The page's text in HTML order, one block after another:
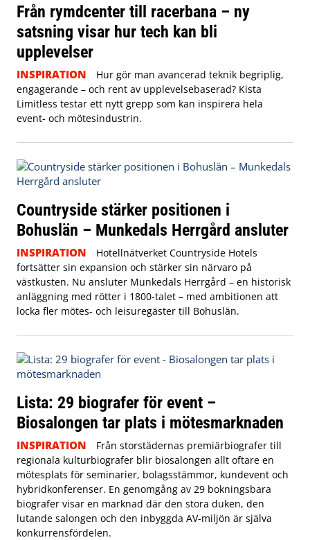
Från rymdcenter till racerbana – ny
satsning visar hur tech kan bli
upplevelser
INSPIRATION
Hur gör man avancerad teknik begriplig,
engagerande – och rent av upplevelsebaserad? Kista
Limitless testar ett nytt grepp som kan inspirera hela
event- och mötesindustrin.
Countryside stärker positionen i
Bohuslän – Munkedals Herrgård ansluter
INSPIRATION
Hotellnätverket Countryside Hotels
fortsätter sin expansion och stärker sin närvaro på
västkusten. Nu ansluter Munkedals Herrgård – en historisk
anläggning med rötter i 1800-talet – med ambitionen att
locka fler mötes- och leisuregäster till Bohuslän.
Lista: 29 biografer för event –
Biosalongen tar plats i mötesmarknaden
INSPIRATION
Från storstädernas premiärbiografer till
regionala kulturbiografer blir biosalongen allt oftare en
mötesplats för seminarier, bolagsstämmor, kundevent och
hybridkonferenser. En genomgång av 29 bokningsbara
biografer visar en marknad där den stora duken, den
lutande salongen och den inbyggda AV-miljön är själva
konkurrensfördelen.